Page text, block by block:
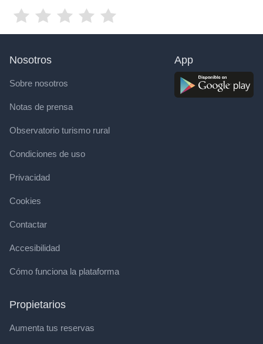
Nosotros
Sobre nosotros
Notas de prensa
Observatorio turismo rural
Condiciones de uso
Privacidad
Cookies
Contactar
Accesibilidad
Cómo funciona la plataforma
Propietarios
Aumenta tus reservas
App